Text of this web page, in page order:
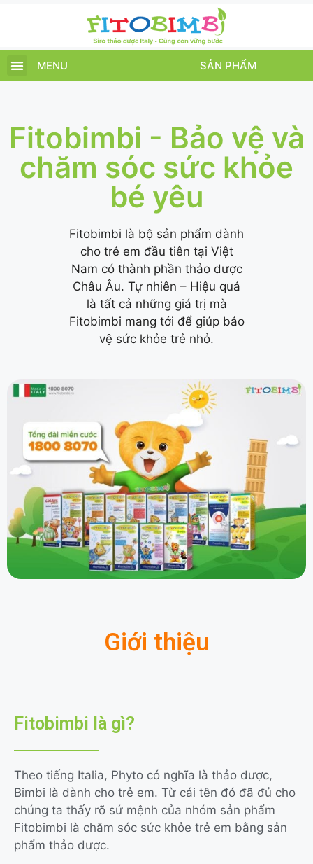
MENU SẢN PHẨM
Fitobimbi - Bảo vệ và
chăm sóc sức khỏe
bé yêu
Fitobimbi là bộ sản phẩm dành
cho trẻ em đầu tiên tại Việt
Nam có thành phần thảo dược
Châu Âu. Tự nhiên – Hiệu quả
là tất cả những giá trị mà
Fitobimbi mang tới để giúp bảo
vệ sức khỏe trẻ nhỏ.
Giới thiệu
Fitobimbi là gì?
Theo tiếng Italia, Phyto có nghĩa là thảo dược,
Bimbi là dành cho trẻ em. Từ cái tên đó đã đủ cho
chúng ta thấy rõ sứ mệnh của nhóm sản phẩm
Fitobimbi là chăm sóc sức khỏe trẻ em bằng sản
phẩm thảo dược.